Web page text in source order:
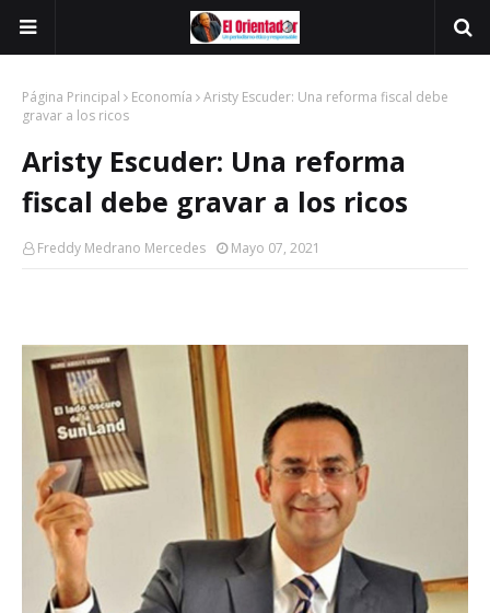
Página Principal Economía
Aristy Escuder: Una reforma fiscal debe
gravar a los ricos
Aristy Escuder: Una reforma
fiscal debe gravar a los ricos
Freddy Medrano Mercedes Mayo 07, 2021